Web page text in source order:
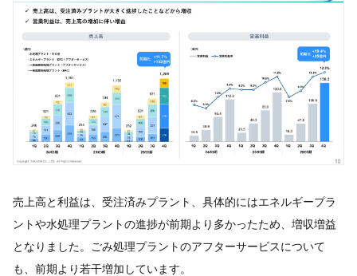
売上高と利益は、受注済みプラント、具体的にはエネルギープラ
ントや水処理プラントの進捗が前期より多かったため、増収増益
となりました。ごみ処理プラントのアフターサービスについて
も、前期より若干増加しています。